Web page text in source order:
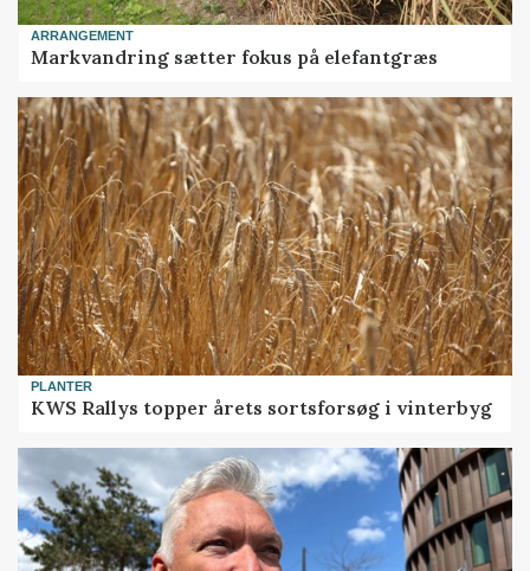
ARRANGEMENT
Markvandring sætter fokus på elefantgræs
PLANTER
KWS Rallys topper årets sortsforsøg i vinterbyg